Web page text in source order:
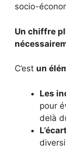
socio-
Un chiffre
C’est un
Les
pour
delà